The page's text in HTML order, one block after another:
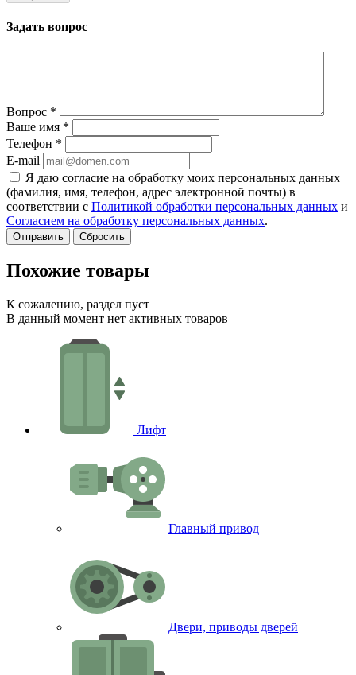
Задать вопрос
Вопрос *
Ваше имя *
Телефон *
E-mail
Я даю согласие на обработку моих персональных данных
(фамилия, имя, телефон, адрес электронной почты) в
соответствии с Политикой обработки персональных данных и
Согласием на обработку персональных данных.
Сбросить
Похожие товары
К сожалению, раздел пуст
В данный момент нет активных товаров
Лифт
Главный привод
Двери, приводы дверей